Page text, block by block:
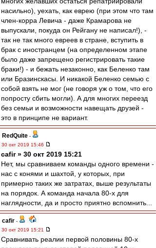
насильно), уехать, как еврею (при этом что там
член-корра Левича - даже Крамарова не
выпускали, покуда он Рейгану не написал!), -
так не так много евреев в стране, вступить в
брак с иностранцем (на определенном этапе
было даже запрещено регистрировать такие
браки!) - и бежать незаконно, как Беленко там
или Бразинскасы. И никакой Беленко семью с
собой взять не мог (не говоря уж о том, что его
попросту сбить могли). А для многих переезд
без семьи и возможности навещать друзей -
это в принципе не вариант.
RedQuite -
30 окт 2019 15:46
cafir » 30 окт 2019 15:21
Нет, мы сравниваем команды одного времени -
нас с конями и шахтой, у которых, при
примерно таких же затратах, выше результаты
на порядок. А команда начала 80-х для
наглядности, да и просто приятно вспомнить...
cafir -
30 окт 2019 15:21
Сравнивать реалии первой половины 80-х